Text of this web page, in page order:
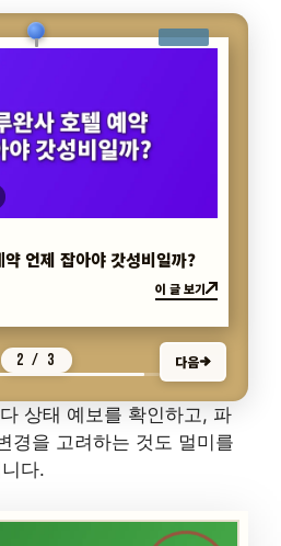
팁 패키지로 진짜 끝?
이 글 보기
3 / 3 다음
상태 예보를 확인하고, 파
경을 고려하는 것도 멀미를
다.